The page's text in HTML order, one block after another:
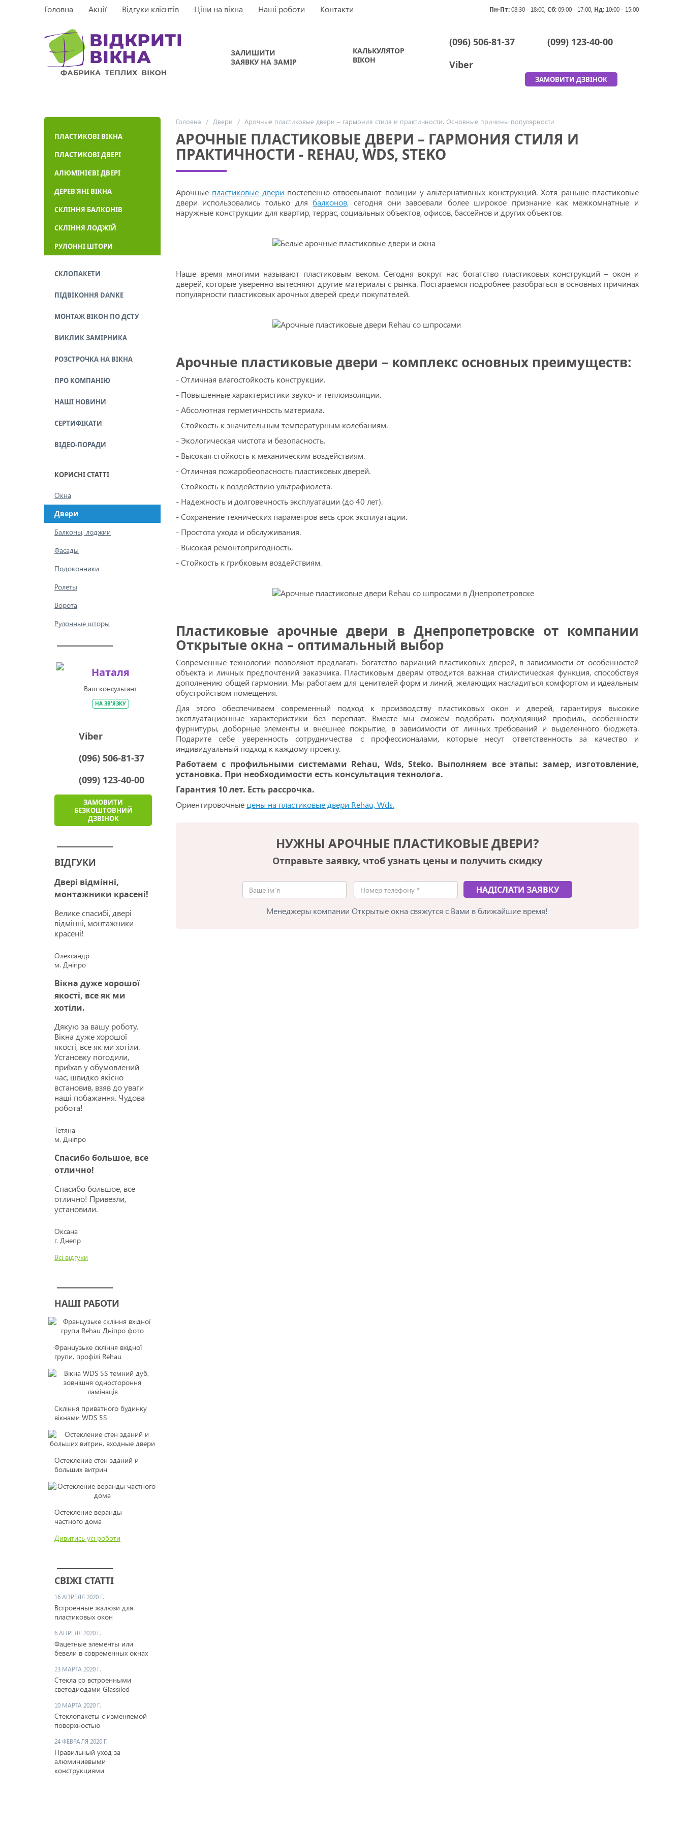
Головна Акції Відгуки клієнтів Ціни на вікна Наші роботи Контакти Пн-Пт:08:30 - 18:00, Сб:09:00 - 17:00, Нд: 10:00 - 15:00
ЗАЛИШИТИ
ЗАЯВКУ НА ЗАМІР
КАЛЬКУЛЯТОР
ВІКОН
(096) 506-81-37
(099) 123-40-00
Viber
ЗАМОВИТИ ДЗВІНОК
Головна / Двери / Арочные пластиковые двери – гармония стиля и практичности. Основные причины популярности
АРОЧНЫЕ ПЛАСТИКОВЫЕ ДВЕРИ – ГАРМОНИЯ СТИЛЯ И
ПРАКТИЧНОСТИ - REHAU, WDS, STEKO
Арочные пластиковые двери постепенно отвоевывают позиции у альтернативных конструкций. Хотя раньше пластиковые
двери использовались только для балконов, сегодня они завоевали более широкое признание как межкомнатные и
наружные конструкции для квартир, террас, социальных объектов, офисов, бассейнов и других объектов.
Наше время многими называют пластиковым веком. Сегодня вокруг нас богатство пластиковых конструкций – окон и
дверей, которые уверенно вытесняют другие материалы с рынка. Постараемся подробнее разобраться в основных причинах
популярности пластиковых арочных дверей среди покупателей.
Арочные пластиковые двери – комплекс основных преимуществ:
- Отличная влагостойкость конструкции.
- Повышенные характеристики звуко- и теплоизоляции.
- Абсолютная герметичность материала.
- Стойкость к значительным температурным колебаниям.
- Экологическая чистота и безопасность.
- Высокая стойкость к механическим воздействиям.
- Отличная пожаробеопасность пластиковых дверей.
- Стойкость к воздействию ультрафиолета.
- Надежность и долговечность эксплуатации (до 40 лет).
- Сохранение технических параметров весь срок эксплуатации.
- Простота ухода и обслуживания.
- Высокая ремонтопригодность.
- Стойкость к грибковым воздействиям.
Пластиковые арочные двери в Днепропетровске от компании
Открытые окна – оптимальный выбор
Современные технологии позволяют предлагать богатство вариаций пластиковых дверей, в зависимости от особенностей
объекта и личных предпочтений заказчика. Пластиковым дверям отводится важная стилистическая функция, способствуя
дополнению общей гармонии. Мы работаем для ценителей форм и линий, желающих насладиться комфортом и идеальным
обустройством помещения.
Для этого обеспечиваем современный подход к производству пластиковых окон и дверей, гарантируя высокие
эксплуатационные характеристики без переплат. Вместе мы сможем подобрать подходящий профиль, особенности
фурнитуры, доборные элементы и внешнее покрытие, в зависимости от личных требований и выделенного бюджета.
Подарите себе уверенность сотрудничества с профессионалами, которые несут ответственность за качество и
индивидуальный подход к каждому проекту.
Работаем с профильными системами Rehau, Wds, Steko. Выполняем все этапы: замер, изготовление,
установка. При необходимости есть консультация технолога.
Гарантия 10 лет. Есть рассрочка.
Ориентировочные цены на пластиковые двери Rehau, Wds.
НУЖНЫ АРОЧНЫЕ ПЛАСТИКОВЫЕ ДВЕРИ?
Отправьте заявку, чтоб узнать цены и получить скидку
Менеджеры компании Открытые окна свяжутся с Вами в ближайшие время!
ПЛАСТИКОВІ ВІКНА
ПЛАСТИКОВІ ДВЕРІ
АЛЮМІНІЄВІ ДВЕРІ
ДЕРЕВ'ЯНІ ВІКНА
СКЛІННЯ БАЛКОНІВ
СКЛІННЯ ЛОДЖІЙ
РУЛОННІ ШТОРИ
СКЛОПАКЕТИ
ПІДВІКОННЯ DANKE
МОНТАЖ ВІКОН ПО ДСТУ
ВИКЛИК ЗАМІРНИКА
РОЗСТРОЧКА НА ВІКНА
ПРО КОМПАНІЮ
НАШІ НОВИНИ
СЕРТИФІКАТИ
ВІДЕО-ПОРАДИ
КОРИСНІ СТАТТІ
Окна
Двери
Балконы, лоджии
Фасады
Подоконники
Ролеты
Ворота
Рулонные шторы
Наталя
Ваш консультант
НА ЗВ'ЯЗКУ
Viber
(096) 506-81-37
(099) 123-40-00
ЗАМОВИТИ
БЕЗКОШТОВНИЙ
ДЗВІНОК
ВІДГУКИ
Двері відмінні,
монтажники красені!
Велике спасибі, двері
відмінні, монтажники
красені!
Олександр
м. Дніпро
Вікна дуже хорошої
якості, все як ми
хотіли.
Дякую за вашу роботу.
Вікна дуже хорошої
якості, все як ми хотіли.
Установку погодили,
приїхав у обумовлений
час, швидко якісно
встановив, взяв до уваги
наші побажання. Чудова
робота!
Тетяна
м. Дніпро
Спасибо большое, все
отлично!
Спасибо большое, все
отлично! Привезли,
установили.
Оксана
г. Днепр
Всі відгуки
НАШІ РАБОТИ
Французьке скління вхідної
групи, профілі Rehau
Скління приватного будинку
вікнами WDS 5S
Остекление стен зданий и
больших витрин
Остекление веранды
частного дома
Дивитись усі роботи
СВІЖІ СТАТТІ
16 АПРЕЛЯ 2020 Г.
Встроенные жалюзи для
пластиковых окон
6 АПРЕЛЯ 2020 Г.
Фацетные элементы или
бевели в современных окнах
23 МАРТА 2020 Г.
Стекла со встроенными
светодиодами Glassiled
10 МАРТА 2020 Г.
Стеклопакеты с изменяемой
поверхностью
24 ФЕВРАЛЯ 2020 Г.
Правильный уход за
алюминиевыми
конструкциями